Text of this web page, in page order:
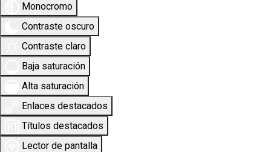
Monocromo
Contraste oscuro
Contraste claro
Baja saturación
Alta saturación
Enlaces destacados
Títulos destacados
Lector de pantalla